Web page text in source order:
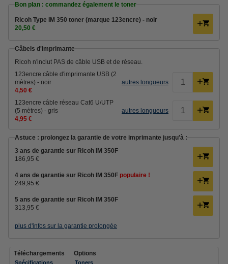
Bon plan : commandez également le toner
Ricoh Type IM 350 toner (marque 123encre) - noir
20,50 €
Câbels d'imprimante
Ricoh n'inclut PAS de câble USB et de réseau.
123encre câble d'imprimante USB (2
mètres) - noir
4,50 €
autres longueurs
123encre câble réseau Cat6 U/UTP
(5 mètres) - gris
4,95 €
autres longueurs
Astuce : prolongez la garantie de votre imprimante jusqu'à :
3 ans de garantie sur Ricoh IM 350F
186,95 €
4 ans de garantie sur Ricoh IM 350F populaire !
249,95 €
5 ans de garantie sur Ricoh IM 350F
313,95 €
plus d'infos sur la garantie prolongée
Téléchargements
Spécifications
Options
Toners